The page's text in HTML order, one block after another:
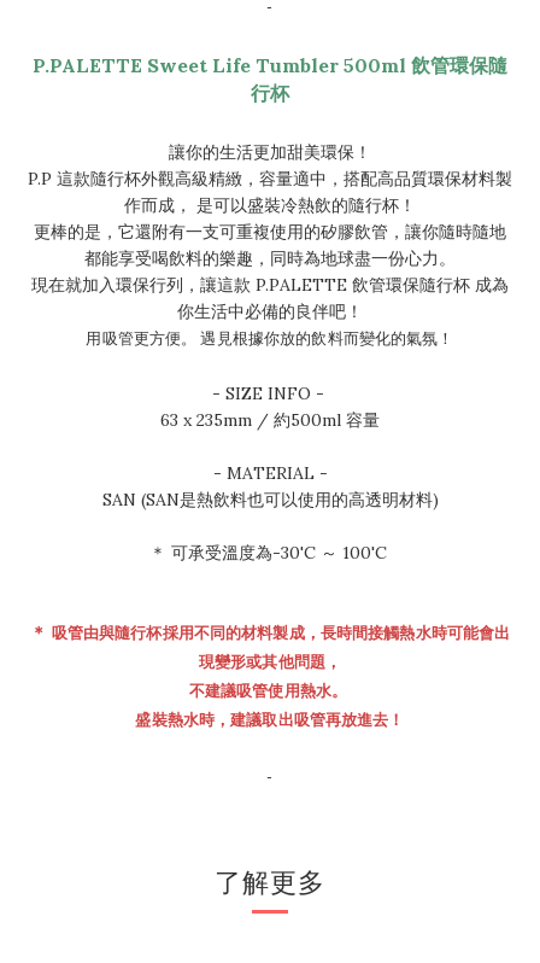
-
P.PALETTE Sweet Life Tumbler 500ml 飲管環保隨
行杯
讓你的生活更加甜美環保！
P.P 這款隨行杯外觀高級精緻，容量適中，搭配高品質環保材料製
作而成， 是可以盛裝冷熱飲的隨行杯！
更棒的是，它還附有一支可重複使用的矽膠飲管，讓你隨時隨地
都能享受喝飲料的樂趣，同時為地球盡一份心力。
現在就加入環保行列，讓這款 P.PALETTE 飲管環保隨行杯 成為
你生活中必備的良伴吧！
用吸管更方便。 遇見根據你放的飲料而變化的氣氛！
- SIZE INFO -
63 x 235mm / 約500ml 容量
- MATERIAL -
SAN (SAN是熱飲料也可以使用的高透明材料)
＊ 可承受溫度為-30'C ～ 100'C
＊ 吸管由與隨行杯採用不同的材料製成，長時間接觸熱水時可能會出
現變形或其他問題，
不建議吸管使用熱水。
盛裝熱水時，建議取出吸管再放進去！
-
了解更多